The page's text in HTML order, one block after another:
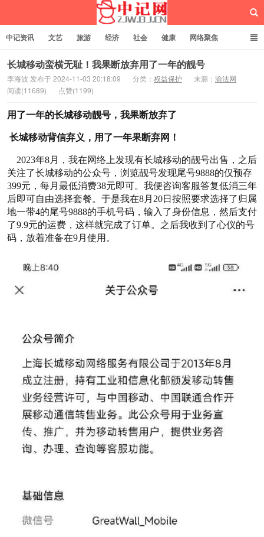
中记资讯 文艺 旅游 经济 社会 健康 网络聚焦
企业管理 网站建设 记者专栏 独立页面 服务 诚聘英才
长城移动蛮横无耻！我果断放弃用了一年的靓号
李海波 发布于 2024-11-03 20:18:09 分类： 权益保护 来源： 渝法网
阅读(11689)
点赞(1199)
用了一年的长城移动靓号，我果断放弃了
长城移动背信弃义，用了一年果断弃网！
2023年8月，我在网络上发现有长城移动的靓号出售，之后
关注了长城移动的公众号，浏览靓号发现尾号9888的仅预存
399元，每月最低消费38元即可。我便咨询客服答复低消三年
后即可自由选择套餐。于是我在8月20日按照要求选择了归属
地一带4的尾号9888的手机号码，输入了身份信息，然后支付
了9.9元的运费，这样就完成了订单。之后我收到了心仪的号
码，放着准备在9月使用。